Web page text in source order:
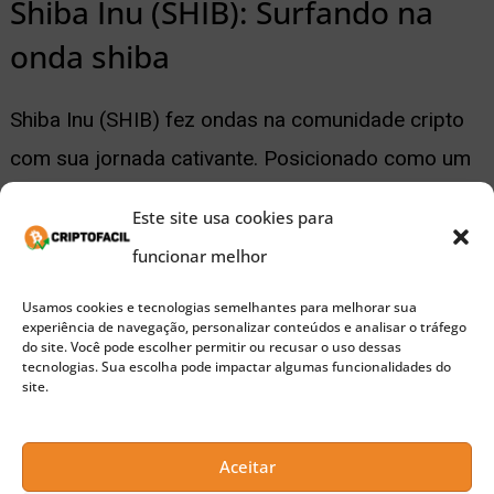
Este site usa cookies para
funcionar melhor
Usamos cookies e tecnologias semelhantes para melhorar sua
experiência de navegação, personalizar conteúdos e analisar o tráfego
do site. Você pode escolher permitir ou recusar o uso dessas
tecnologias. Sua escolha pode impactar algumas funcionalidades do
site.
Aceitar
Shiba Inu (SHIB): Surfando na
onda shiba
Shiba Inu (SHIB) fez ondas na comunidade cripto
com sua jornada cativante. Posicionado como um
sua marca lúdica e engajamento ativo da
SHIB oferece recursos únicos que ressoam com
uma ampla gama de investidores.
Embora a natureza caprichosa de SHIB o